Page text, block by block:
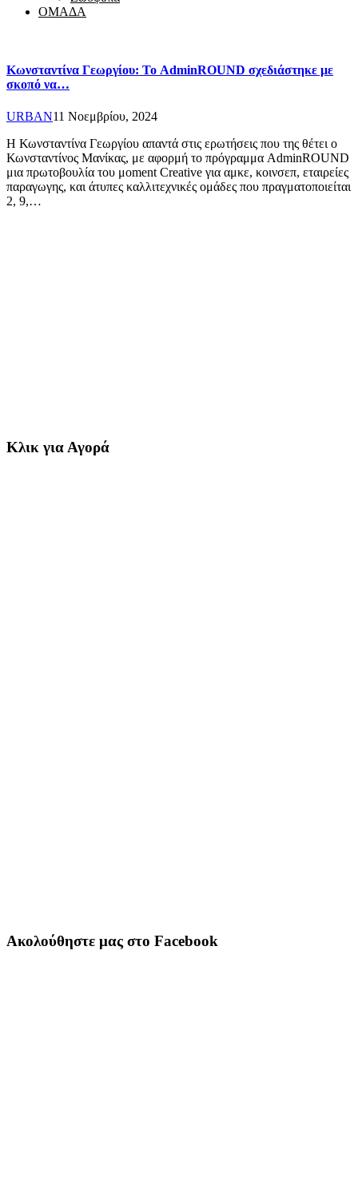
ΟΜΑΔΑ
Κωνσταντίνα Γεωργίου: Το AdminROUND σχεδιάστηκε με
σκοπό να…
URBAN11 Νοεμβρίου, 2024
Η Κωνσταντίνα Γεωργίου απαντά στις ερωτήσεις που της θέτει ο
Κωνσταντίνος Μανίκας, με αφορμή το πρόγραμμα AdminROUND
μια πρωτοβουλία του μoment Creative για αμκε, κοινσεπ, εταιρείες
παραγωγης, και άτυπες καλλιτεχνικές ομάδες που πραγματοποιείται
2, 9,…
Κλικ για Αγορά
Ακολούθηστε μας στο Facebook